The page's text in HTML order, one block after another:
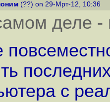
(??) on 29-Мрт-12, 10:36
деле -
с